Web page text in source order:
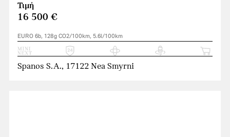
Τιμή
16 500 €
EURO 6b, 128g CO2/100km, 5.6l/100km
Spanos S.A., 17122 Nea Smyrni